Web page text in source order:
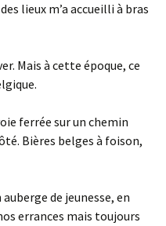
lieux m’a accueilli à bras
Mais à cette époque, ce
ferrée sur un chemin
Bières belges à foison,
de jeunesse, en
errances mais toujours